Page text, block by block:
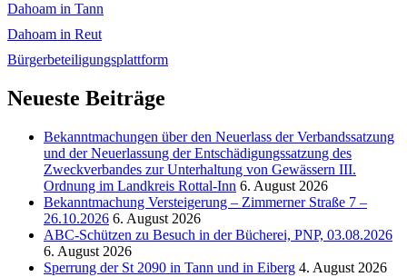
Dahoam in Tann
Dahoam in Reut
Bürgerbeteiligungsplattform
Neueste Beiträge
Bekanntmachungen über den Neuerlass der Verbandssatzung
und der Neuerlassung der Entschädigungssatzung des
Zweckverbandes zur Unterhaltung von Gewässern III.
Ordnung im Landkreis Rottal-Inn 6. August 2026
Bekanntmachung Versteigerung – Zimmerner Straße 7 –
26.10.2026 6. August 2026
ABC-Schützen zu Besuch in der Bücherei, PNP, 03.08.2026
6. August 2026
Sperrung der St 2090 in Tann und in Eiberg 4. August 2026